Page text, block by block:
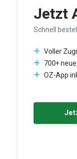
Jetzt
Schnell
Voller
700+
OZ-App